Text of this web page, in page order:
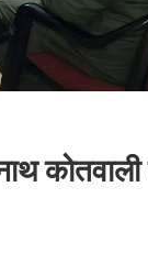
कोतवाली